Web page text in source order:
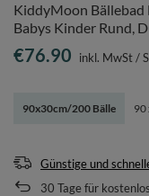
KiddyMoon
Babys Kinder Rund,
90x30cm/200 Bälle 90
€76.90 inkl. MwSt/
Günstige und
30 Tage für